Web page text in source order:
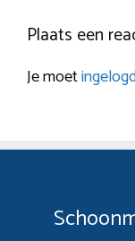
Plaats een
Je moet